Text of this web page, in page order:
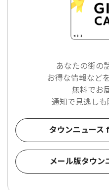
あなたの街の
お得な情報など
無料でお
通知で見逃しも
タウンニュース
メール版タウン